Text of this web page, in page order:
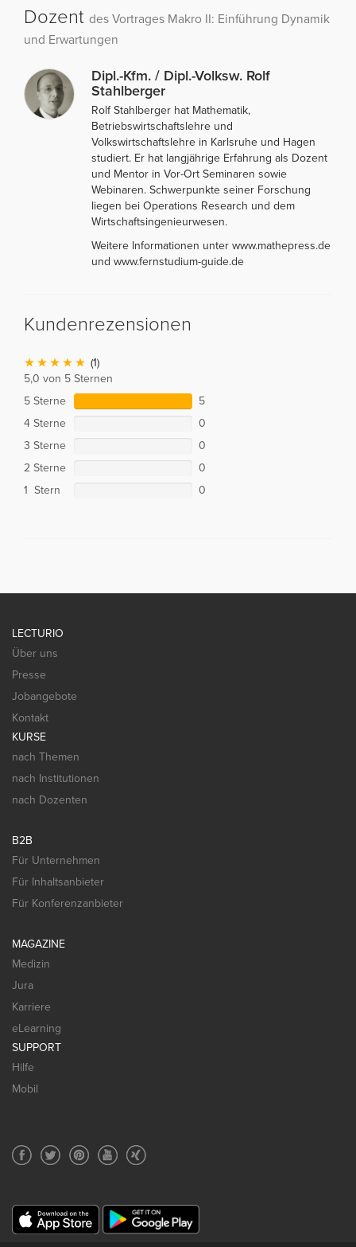
Dozent des Vortrages Makro II: Einführung Dynamik
und Erwartungen
Dipl.-Kfm. / Dipl.-Volksw. Rolf
Stahlberger
Rolf Stahlberger hat Mathematik,
Betriebswirtschaftslehre und
Volkswirtschaftslehre in Karlsruhe und Hagen
studiert. Er hat langjährige Erfahrung als Dozent
und Mentor in Vor-Ort Seminaren sowie
Webinaren. Schwerpunkte seiner Forschung
liegen bei Operations Research und dem
Wirtschaftsingenieurwesen.
Weitere Informationen unter www.mathepress.de
und www.fernstudium-guide.de
Kundenrezensionen
(1)
5,0 von 5 Sternen
5 Sterne
5
4 Sterne
0
3 Sterne
0
2 Sterne
0
1 Stern
0
LECTURIO
Über uns
Presse
Jobangebote
Kontakt
KURSE
nach Themen
nach Institutionen
nach Dozenten
B2B
Für Unternehmen
Für Inhaltsanbieter
Für Konferenzanbieter
MAGAZINE
Medizin
Jura
Karriere
eLearning
SUPPORT
Hilfe
Mobil